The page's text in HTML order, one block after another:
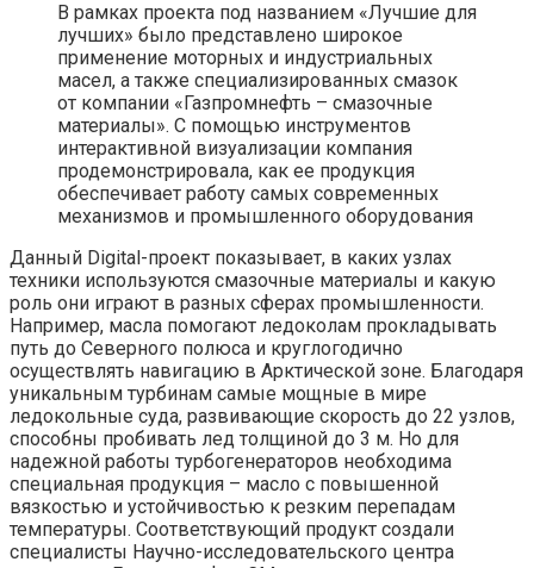
В рамках проекта под названием «Лучшие для
лучших» было представлено широкое
применение моторных и индустриальных
масел, а также специализированных смазок
от компании «Газпромнефть – смазочные
материалы». С помощью инструментов
интерактивной визуализации компания
продемонстрировала, как ее продукция
обеспечивает работу самых современных
механизмов и промышленного оборудования
Данный Digital-проект показывает, в каких узлах
техники используются смазочные материалы и какую
роль они играют в разных сферах промышленности.
Например, масла помогают ледоколам прокладывать
путь до Северного полюса и круглогодично
осуществлять навигацию в Арктической зоне. Благодаря
уникальным турбинам самые мощные в мире
ледокольные суда, развивающие скорость до 22 узлов,
способны пробивать лед толщиной до 3 м. Но для
надежной работы турбогенераторов необходима
специальная продукция – масло с повышенной
вязкостью и устойчивостью к резким перепадам
температуры. Соответствующий продукт создали
специалисты Научно-исследовательского центра